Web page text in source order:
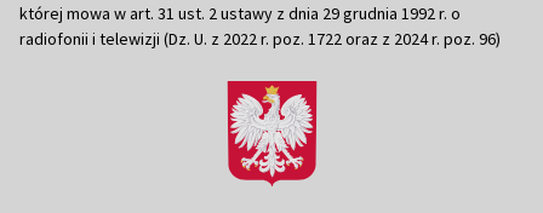
której mowa w art. 31 ust. 2 ustawy z dnia 29 grudnia 1992 r. o
radiofonii i telewizji (Dz. U. z 2022 r. poz. 1722 oraz z 2024 r. poz. 96)